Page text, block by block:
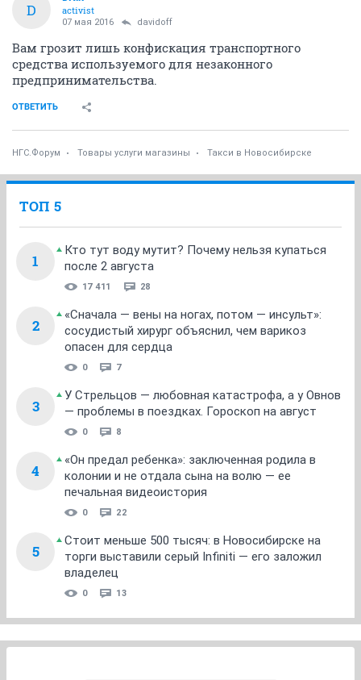
D
activist
07 мая 2016 davidoff
Вам грозит лишь конфискация транспортного
средства используемого для незаконного
предпринимательства.
ОТВЕТИТЬ
НГС.Форум Товары услуги магазины Такси в Новосибирске
ТОП 5
1
Кто тут воду мутит? Почему нельзя купаться
после 2 августа
17 411 28
2
«Сначала — вены на ногах, потом — инсульт»:
сосудистый хирург объяснил, чем варикоз
опасен для сердца
0 7
3
У Стрельцов — любовная катастрофа, а у Овнов
— проблемы в поездках. Гороскоп на август
0 8
4
«Он предал ребенка»: заключенная родила в
колонии и не отдала сына на волю — ее
печальная видеоистория
0 22
5
Стоит меньше 500 тысяч: в Новосибирске на
торги выставили серый Infiniti — его заложил
владелец
0 13